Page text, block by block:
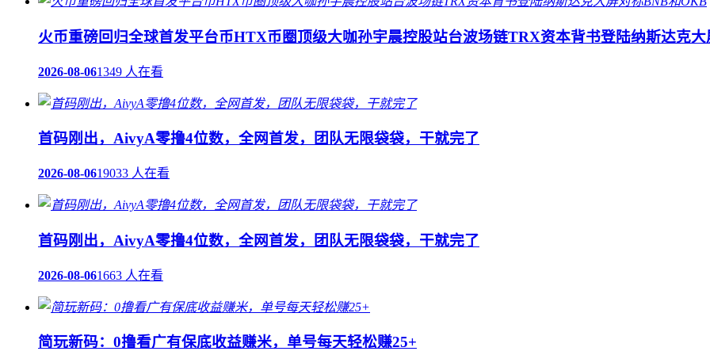
火币重磅回归全球首发平台币HTX币圈顶级大咖孙宇晨控股站台波场链TRX资本背书登陆纳斯达克
2026-08-061349 人在看
首码刚出，AivyA零撸4位数，全网首发，团队无限袋袋，干就完了
2026-08-0619033 人在看
首码刚出，AivyA零撸4位数，全网首发，团队无限袋袋，干就完了
2026-08-061663 人在看
简玩新码：0撸看广有保底收益赚米，单号每天轻松赚25+